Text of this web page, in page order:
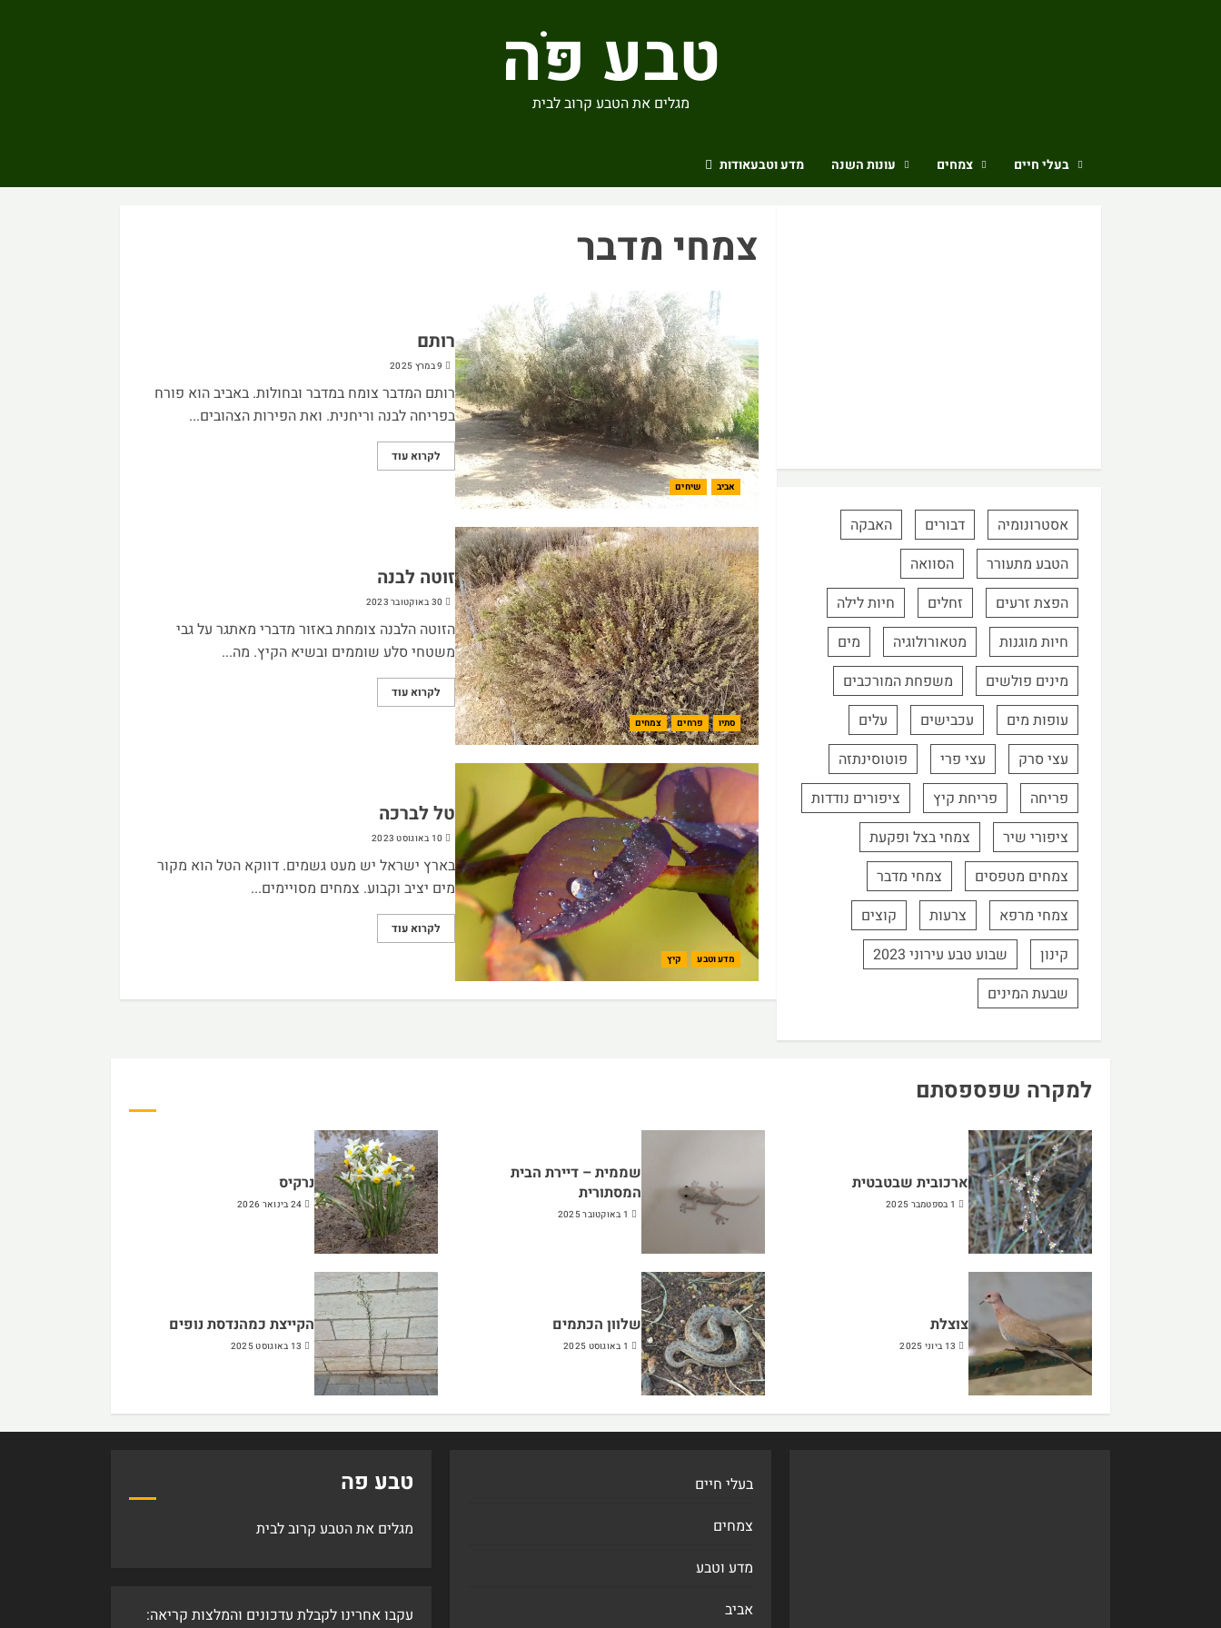
טבע פֹּה
מגלים את הטבע קרוב לבית
בעלי חיים צמחים עונות השנה מדע וטבעאודות
צמחי מדבר
אביב שיחים
רותם
9 במרץ 2025
רותם המדבר צומח במדבר ובחולות. באביב הוא פורח
בפריחה לבנה וריחנית. ואת הפירות הצהובים...
לקרוא עוד
סתיו פרחים צמחים
זוטה לבנה
30 באוקטובר 2023
הזוטה הלבנה צומחת באזור מדברי מאתגר על גבי
משטחי סלע שוממים ובשיא הקיץ. מה...
לקרוא עוד
מדע וטבע קיץ
טל לברכה
10 באוגוסט 2023
בארץ ישראל יש מעט גשמים. דווקא הטל הוא מקור
מים יציב וקבוע. צמחים מסויימים...
לקרוא עוד
אסטרונומיה דבורים
האבקה
הטבע מתעורר
הסוואה
הפצת זרעים
זחלים
חיות לילה
חיות מוגנות
מטאורולוגיה
מים
מינים פולשים
משפחת המורכבים
עופות מים
עכבישים
עלים
עצי סרק
עצי פרי
פוטוסינתזה
פריחה
פריחת קיץ
ציפורים נודדות
ציפורי שיר
צמחי בצל ופקעת
צמחים מטפסים
צמחי מדבר
צמחי מרפא
צרעות
קוצים
קינון
שבוע טבע עירוני 2023
שבעת המינים
למקרה שפספסתם
נרקיס
24 בינואר 2026
שממית – דיירת הבית
המסתורית
1 באוקטובר 2025
ארכובית שבטבטית
1 בספטמבר 2025
הקייצת כמהנדסת נופים
13 באוגוסט 2025
שלוון הכתמים
1 באוגוסט 2025
צוצלת
13 ביוני 2025
טבע פה
מגלים את הטבע קרוב לבית
עקבו אחרינו לקבלת עדכונים והמלצות קריאה:
בעלי חיים
צמחים
מדע וטבע
אביב